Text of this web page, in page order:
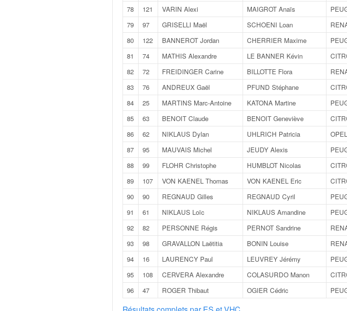
78
121 VARIN Alexi MAIGROT Anaïs
79
97 GRISELLI Maël SCHOENI Loan
80
122 BANNEROT Jordan CHERRIER Maxime
81
74 MATHIS Alexandre LE BANNER Kévin
82
72 FREIDINGER Carine BILLOTTE Flora
83
76 ANDREUX Gaël PFUND Stéphane
84
25 MARTINS Marc-Antoine KATONA Martine
85
63 BENOIT Claude BENOIT Geneviève
86
62 NIKLAUS Dylan UHLRICH Patricia
87
95 MAUVAIS Michel JEUDY Alexis
88
99 FLOHR Christophe HUMBLOT Nicolas
89
107 VON KAENEL Thomas VON KAENEL Eric
90
90 REGNAUD Gilles REGNAUD Cyril
91
61 NIKLAUS Loïc NIKLAUS Amandine
92
82 PERSONNE Régis PERNOT Sandrine
93
98 GRAVALLON Laëtitia BONIN Louise
94
16 LAURENCY Paul LEUVREY Jérémy
95
108 CERVERA Alexandre COLASURDO Manon
96
47 ROGER Thibaut OGIER Cédric